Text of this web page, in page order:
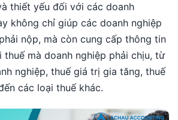
thiết yếu đối với các doanh
không chỉ giúp các doanh nghiệp
nộp, mà còn cung cấp thông tin
mà doanh nghiệp phải chịu, từ
nghiệp, thuế giá trị gia tăng, thuế
các loại thuế khác.